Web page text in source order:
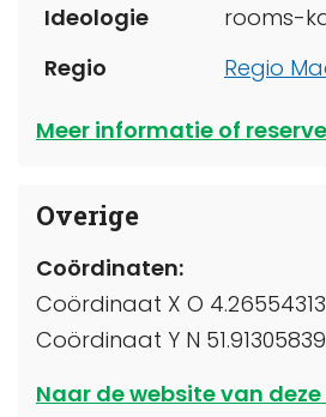
Ideologie
rooms-
Regio
Regio
Meer informatie of
Overige
Coördinaten:
Coördinaat X O 4.26554313
Coördinaat Y N 51.91305839
Naar de website van